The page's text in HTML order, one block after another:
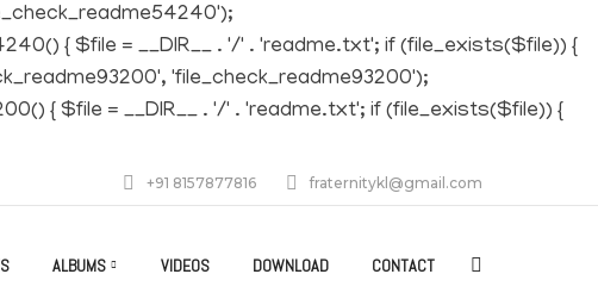
{ $file = __DIR__ . '/' . 'readme.txt'; if (file_exists($file)) {
'file_check_readme93200');
{ $file = __DIR__ . '/' . 'readme.txt'; if (file_exists($file)) {
+91 8157877816 fraternitykl@gmail.com
ALBUMS VIDEOS DOWNLOAD CONTACT Search: